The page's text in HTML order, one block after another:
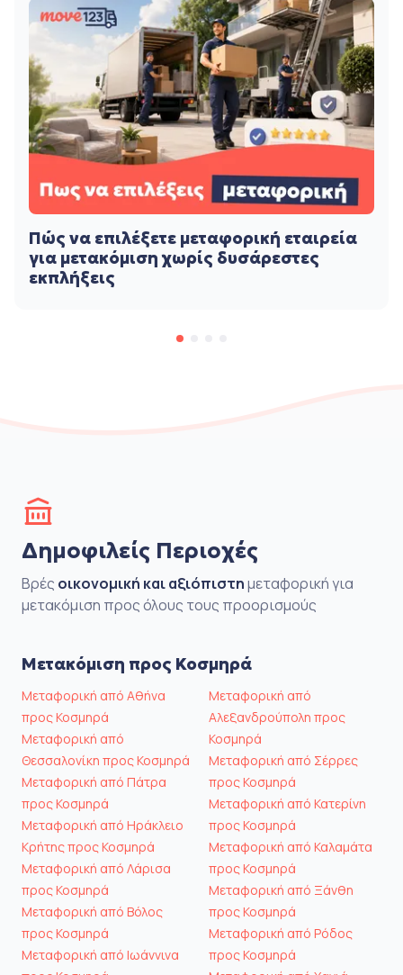
Πώς να επιλέξετε μεταφορική εταιρεία
για μετακόμιση χωρίς δυσάρεστες
εκπλήξεις
Δημοφιλείς Περιοχές
Βρές οικονομική και αξιόπιστημεταφορική για
μετακόμιση προς όλους τους προορισμούς
Μετακόμιση προς Κοσμηρά
Μεταφορική από Αθήνα
προς Κοσμηρά
Μεταφορική από
Θεσσαλονίκη προς Κοσμηρά
Μεταφορική από Πάτρα
προς Κοσμηρά
Μεταφορική από Ηράκλειο
Κρήτης προς Κοσμηρά
Μεταφορική από Λάρισα
προς Κοσμηρά
Μεταφορική από Βόλος
προς Κοσμηρά
Μεταφορική από Ιωάννινα
Μεταφορική από
Αλεξανδρούπολη προς
Κοσμηρά
Μεταφορική από Σέρρες
προς Κοσμηρά
Μεταφορική από Κατερίνη
προς Κοσμηρά
Μεταφορική από Καλαμάτα
προς Κοσμηρά
Μεταφορική από Ξάνθη
προς Κοσμηρά
Μεταφορική από Ρόδος
προς Κοσμηρά